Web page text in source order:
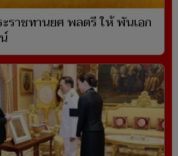
ราชทานยศ พลตรี ให้ พันเอก